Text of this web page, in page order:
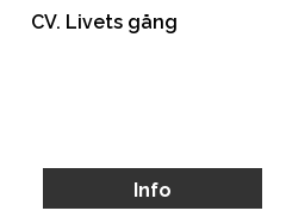
CV. Livets gång
Info